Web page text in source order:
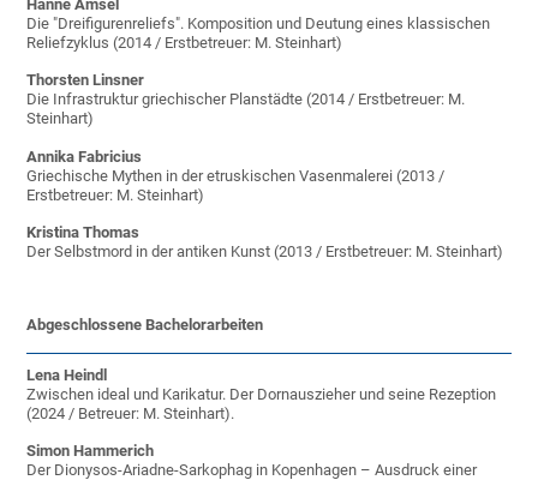
Hanne Amsel
Die "Dreifigurenreliefs". Komposition und Deutung eines klassischen
Reliefzyklus (2014 / Erstbetreuer: M. Steinhart)
Thorsten Linsner
Die Infrastruktur griechischer Planstädte (2014 / Erstbetreuer: M.
Steinhart)
Annika Fabricius
Griechische Mythen in der etruskischen Vasenmalerei (2013 /
Erstbetreuer: M. Steinhart)
Kristina Thomas
Der Selbstmord in der antiken Kunst (2013 / Erstbetreuer: M. Steinhart)
Abgeschlossene Bachelorarbeiten
Lena Heindl
Zwischen ideal und Karikatur. Der Dornauszieher und seine Rezeption
(2024 / Betreuer: M. Steinhart).
Simon Hammerich
Der Dionysos-Ariadne-Sarkophag in Kopenhagen – Ausdruck einer